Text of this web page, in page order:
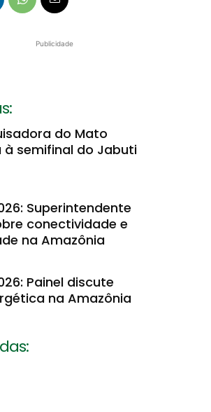
Publicidade
do Mato
à semifinal do Jabuti
Superintendente
conectividade e
na Amazônia
Painel discute
na Amazônia